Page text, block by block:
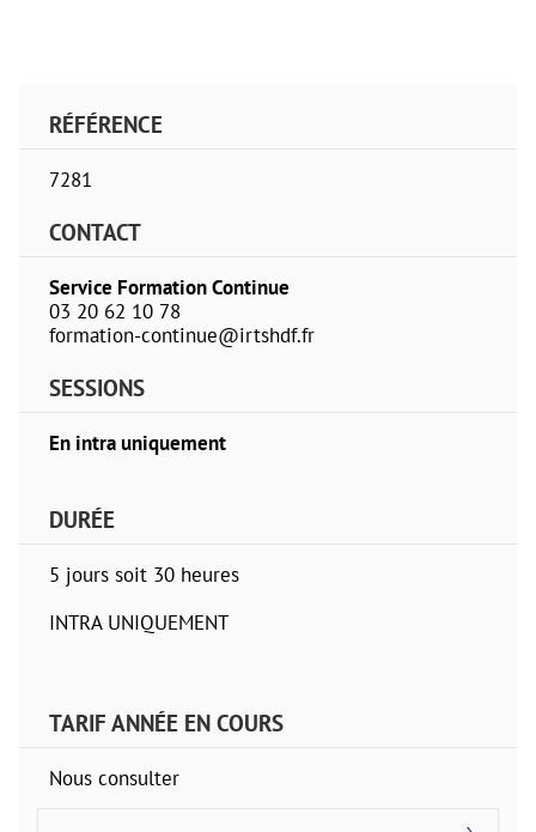
RÉFÉRENCE
7281
CONTACT
Service Formation Continue
03 20 62 10 78
formation-continue@irtshdf.fr
SESSIONS
En intra uniquement
DURÉE
5 jours soit 30 heures
INTRA UNIQUEMENT
TARIF ANNÉE EN COURS
Nous consulter